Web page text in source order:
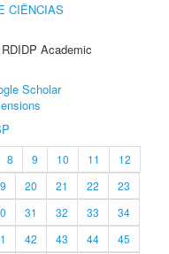
CIÊNCIAS
Academic
Scholar
8 9 10 11
12
20 21 22
23
31 32 33
34
42 43 44
45